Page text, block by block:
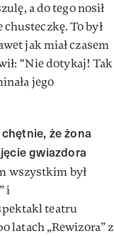
a do tego nosił
To był
jak miał czasem
"Nie dotykaj! Tak
jego
że żona
gwiazdora
wszystkim był
i
teatru
latach „Rewizora” z